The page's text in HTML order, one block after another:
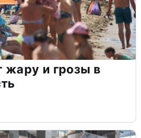
жару и грозы в